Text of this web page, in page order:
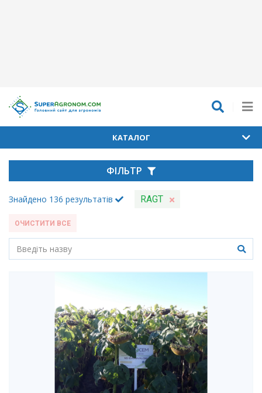
КАТАЛОГ
ФІЛЬТР
Знайдено 136 результатів RAGT
ОЧИСТИТИ ВСЕ